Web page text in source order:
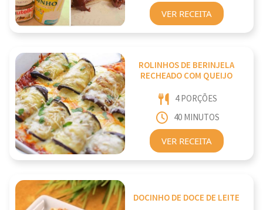
VER RECEITA
ROLINHOS DE BERINJELA
RECHEADO COM QUEIJO
4 PORÇÕES
40 MINUTOS
VER RECEITA
DOCINHO DE DOCE DE LEITE